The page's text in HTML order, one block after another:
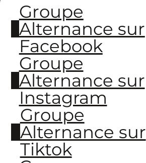
Groupe
Alternance sur
Facebook
Groupe
Alternance sur
Instagram
Groupe
Alternance sur
Tiktok